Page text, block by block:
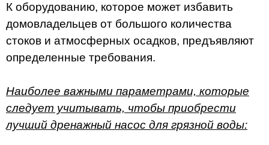
К оборудованию, которое может избавить
домовладельцев от большого количества
стоков и атмосферных осадков, предъявляют
определенные требования.
Наиболее важными параметрами, которые
следует учитывать, чтобы приобрести
лучший дренажный насос для грязной воды: